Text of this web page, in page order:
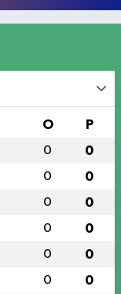
O P
0 0
0 0
0 0
0 0
0 0
0 0